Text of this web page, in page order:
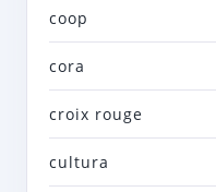
coop
cora
croix rouge
cultura